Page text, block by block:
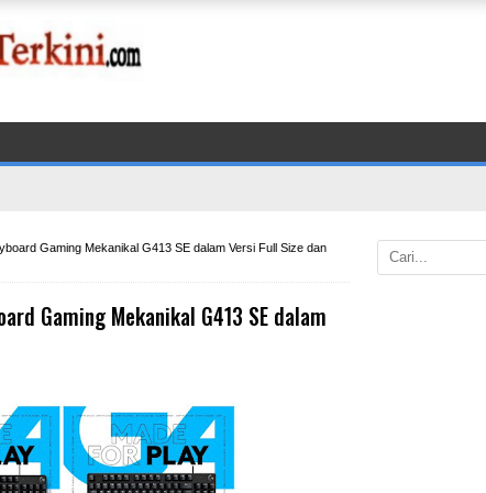
Gaming Mekanikal G413 SE dalam Versi Full Size dan
Gaming Mekanikal G413 SE dalam